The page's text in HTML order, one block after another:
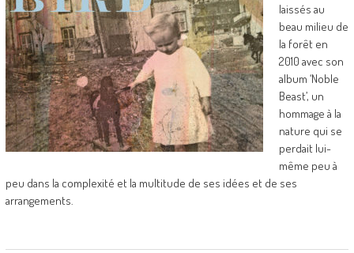
laissés au
beau milieu de
la forêt en
2010 avec son
album ‘Noble
Beast’, un
hommage à la
nature qui se
perdait lui-
même peu à
peu dans la complexité et la multitude de ses idées et de ses
arrangements.